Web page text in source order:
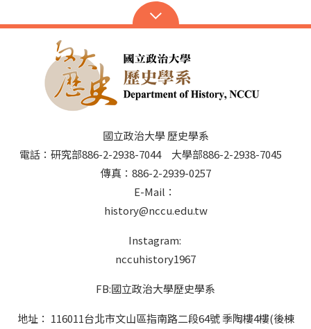
國立政治大學 歷史學系
電話：研究部886-2-2938-7044 大學部886-2-2938-7045
傳真：886-2-2939-0257
E-Mail：
history@nccu.edu.tw
Instagram:
nccuhistory1967
FB:國立政治大學歷史學系
地址： 116011台北市文山區指南路二段64號 季陶樓4樓(後棟